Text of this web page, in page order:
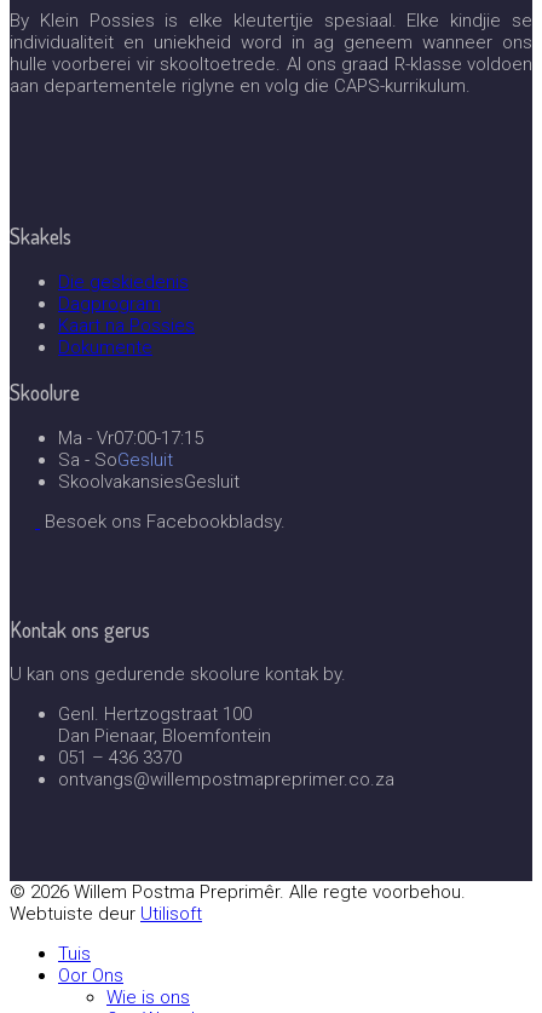
By Klein Possies is elke kleutertjie spesiaal. Elke kindjie se
individualiteit en uniekheid word in ag geneem wanneer ons
hulle voorberei vir skooltoetrede. Al ons graad R-klasse voldoen
aan departementele riglyne en volg die CAPS-kurrikulum.
Skakels
Die geskiedenis
Dagprogram
Kaart na Possies
Dokumente
Skoolure
Ma - Vr07:00-17:15
Sa - SoGesluit
SkoolvakansiesGesluit
Besoek ons Facebookbladsy.
Kontak ons gerus
U kan ons gedurende skoolure kontak by.
Genl. Hertzogstraat 100
Dan Pienaar, Bloemfontein
051 – 436 3370
ontvangs@willempostmapreprimer.co.za
© 2026 Willem Postma Preprimêr. Alle regte voorbehou.
Webtuiste deur Utilisoft
Tuis
Oor Ons
Wie is ons